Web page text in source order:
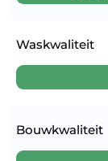
Waskwaliteit
Bouwkwaliteit